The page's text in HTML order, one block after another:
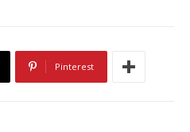
Pinterest